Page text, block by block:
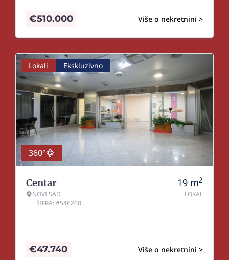
Više o nekretnini >
€510.000
Lokali Ekskluzivno
360°
Centar
NOVI SAD
ŠIFRA: #546268
19 m2
LOKAL
Više o nekretnini >
€47.740